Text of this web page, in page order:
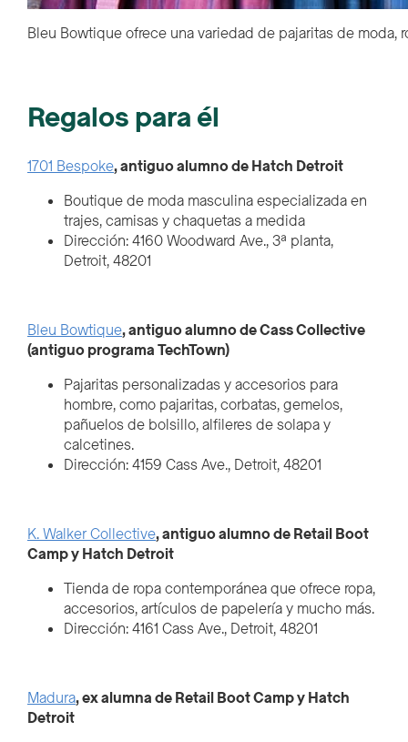
Bleu Bowtique ofrece una variedad de pajaritas de moda,
Regalos para él
1701 Bespoke, antiguo alumno de Hatch Detroit
Boutique de moda masculina especializada en
trajes, camisas y chaquetas a medida
Dirección: 4160 Woodward Ave., 3ª planta,
Detroit, 48201
Bleu Bowtique, antiguo alumno de Cass Collective
(antiguo programa TechTown)
Pajaritas personalizadas y accesorios para
hombre, como pajaritas, corbatas, gemelos,
pañuelos de bolsillo, alfileres de solapa y
calcetines.
Dirección: 4159 Cass Ave., Detroit, 48201
K. Walker Collective, antiguo alumno de Retail Boot
Camp y Hatch Detroit
Tienda de ropa contemporánea que ofrece ropa,
accesorios, artículos de papelería y mucho más.
Dirección: 4161 Cass Ave., Detroit, 48201
Madura, ex alumna de Retail Boot Camp y Hatch
Detroit